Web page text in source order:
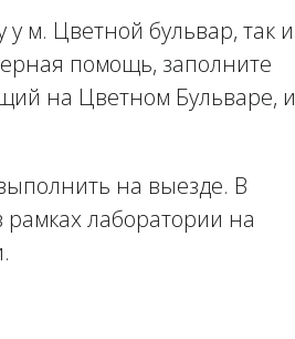
м. Цветной бульвар, так и
помощь, заполните
на Цветном Бульваре, и
на выезде. В
рамках лаборатории на